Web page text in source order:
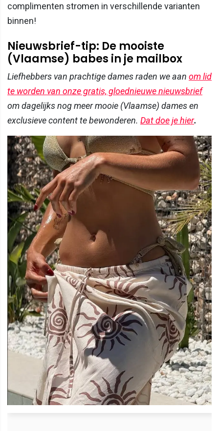
complimenten stromen in verschillende varianten
binnen!
Nieuwsbrief-tip: De mooiste
(Vlaamse) babes in je mailbox
Liefhebbers van prachtige dames raden we aan om lid
te worden van onze gratis, gloednieuwe nieuwsbrief
om dagelijks nog meer mooie (Vlaamse) dames en
exclusieve content te bewonderen. Dat doe je hier.